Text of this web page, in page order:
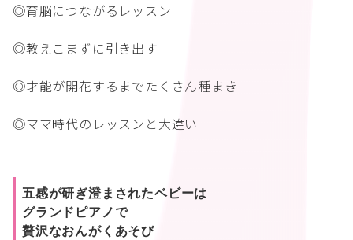
◎育脳につながるレッスン
◎教えこまずに引き出す
◎才能が開花するまでたくさん種まき
◎ママ時代のレッスンと大違い
五感が研ぎ澄まされたベビーは
グランドピアノで
贅沢なおんがくあそび